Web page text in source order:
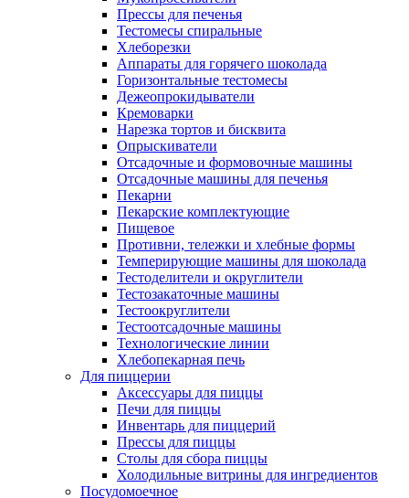
Прессы для печенья
Тестомесы спиральные
Хлеборезки
Аппараты для горячего шоколада
Горизонтальные тестомесы
Дежеопрокидыватели
Кремоварки
Нарезка тортов и бисквита
Опрыскиватели
Отсадочные и формовочные машины
Отсадочные машины для печенья
Пекарни
Пекарские комплектующие
Пищевое
Противни, тележки и хлебные формы
Темперирующие машины для шоколада
Тестоделители и округлители
Тестозакаточные машины
Тестоокруглители
Тестоотсадочные машины
Технологические линии
Хлебопекарная печь
Для пиццерии
Аксессуары для пиццы
Печи для пиццы
Инвентарь для пиццерий
Прессы для пиццы
Столы для сбора пиццы
Холодильные витрины для ингредиентов
Посудомоечное